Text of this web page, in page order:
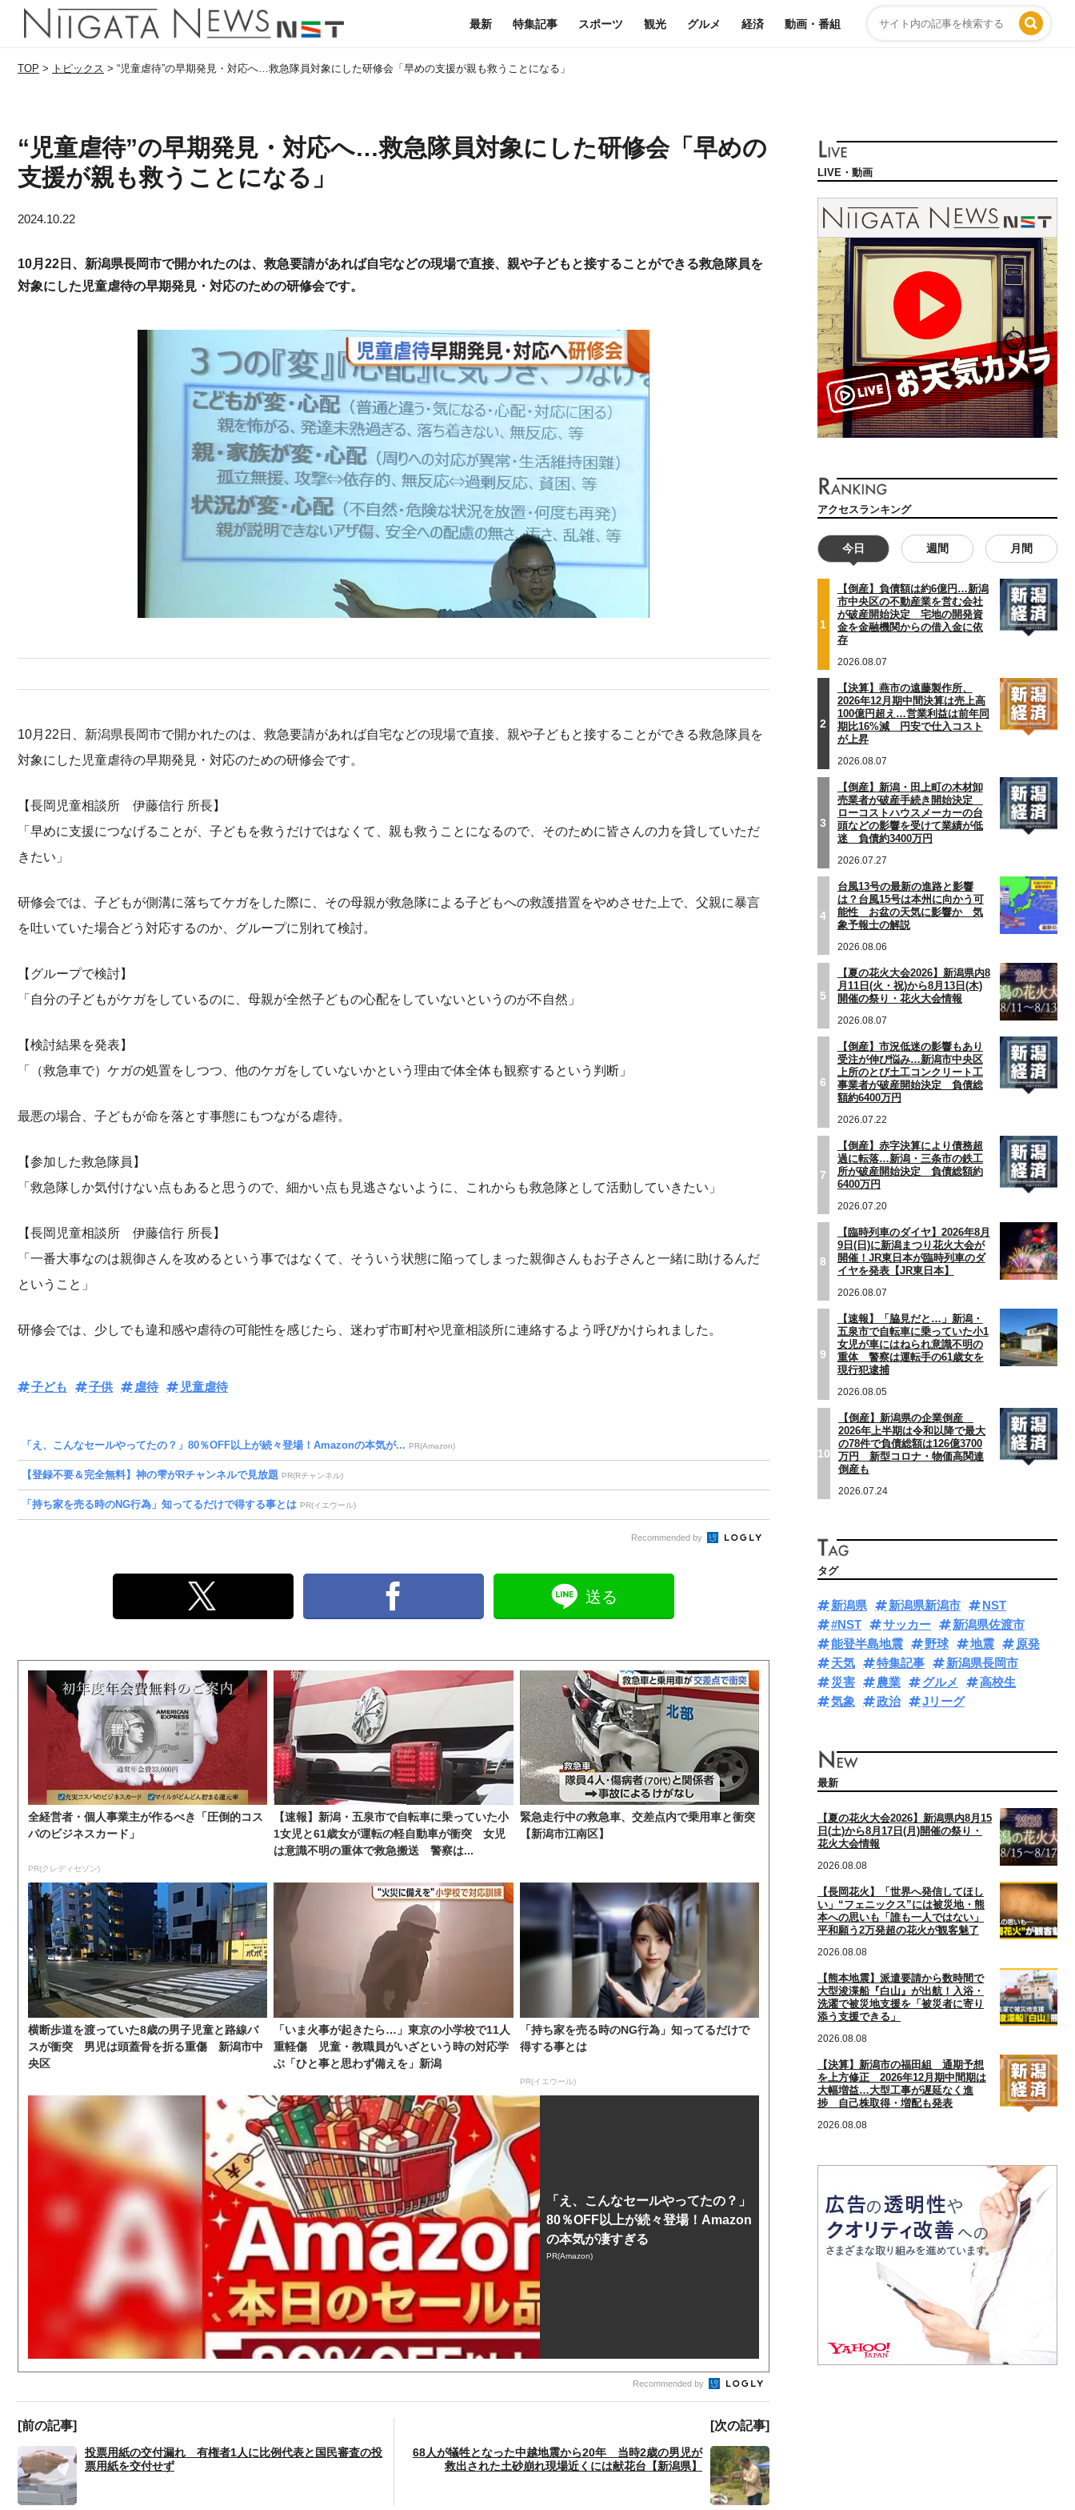
最新 特集記事 スポーツ 観光 グルメ 経済 動画・番組
TOP > トピックス > “児童虐待”の早期発見・対応へ…救急隊員対象にした研修会「早めの支援が親も救うことになる」
“児童虐待”の早期発見・対応へ…救急隊員対象にした研修会「早めの
支援が親も救うことになる」
2024.10.22
10月22日、新潟県長岡市で開かれたのは、救急要請があれば自宅などの現場で直接、親や子どもと接することができる救急隊員を
対象にした児童虐待の早期発見・対応のための研修会です。
10月22日、新潟県長岡市で開かれたのは、救急要請があれば自宅などの現場で直接、親や子どもと接することができる救急隊員を
対象にした児童虐待の早期発見・対応のための研修会です。
【長岡児童相談所 伊藤信行 所長】
「早めに支援につなげることが、子どもを救うだけではなくて、親も救うことになるので、そのために皆さんの力を貸していただ
きたい」
研修会では、子どもが側溝に落ちてケガをした際に、その母親が救急隊による子どもへの救護措置をやめさせた上で、父親に暴言
を吐いていた場合どう対応するのか、グループに別れて検討。
【グループで検討】
「自分の子どもがケガをしているのに、母親が全然子どもの心配をしていないというのが不自然」
【検討結果を発表】
「（救急車で）ケガの処置をしつつ、他のケガをしていないかという理由で体全体も観察するという判断」
最悪の場合、子どもが命を落とす事態にもつながる虐待。
【参加した救急隊員】
「救急隊しか気付けない点もあると思うので、細かい点も見逃さないように、これからも救急隊として活動していきたい」
【長岡児童相談所 伊藤信行 所長】
「一番大事なのは親御さんを攻めるという事ではなくて、そういう状態に陥ってしまった親御さんもお子さんと一緒に助けるんだ
ということ」
研修会では、少しでも違和感や虐待の可能性を感じたら、迷わず市町村や児童相談所に連絡するよう呼びかけられました。
子ども 子供 虐待 児童虐待
「え、こんなセールやってたの？」80％OFF以上が続々登場！Amazonの本気が... PR(Amazon)
【登録不要＆完全無料】神の雫がRチャンネルで見放題 PR(Rチャンネル)
「持ち家を売る時のNG行為」知ってるだけで得する事とは PR(イエウール)
Recommended by
送る
全経営者・個人事業主が作るべき「圧倒的コス
パのビジネスカード」
PR(クレディセゾン)
【速報】新潟・五泉市で自転車に乗っていた小
1女児と61歳女が運転の軽自動車が衝突 女児
は意識不明の重体で救急搬送 警察は...
緊急走行中の救急車、交差点内で乗用車と衝突
【新潟市江南区】
横断歩道を渡っていた8歳の男子児童と路線バ
スが衝突 男児は頭蓋骨を折る重傷 新潟市中
央区
「いま火事が起きたら…」東京の小学校で11人
重軽傷 児童・教職員がいざという時の対応学
ぶ「ひと事と思わず備えを」新潟
「持ち家を売る時のNG行為」知ってるだけで
得する事とは
PR(イエウール)
「え、こんなセールやってたの？」
80％OFF以上が続々登場！Amazon
の本気が凄すぎる
PR(Amazon)
Recommended by
[前の記事]
投票用紙の交付漏れ 有権者1人に比例代表と国民審査の投
票用紙を交付せず
[次の記事]
68人が犠牲となった中越地震から20年 当時2歳の男児が
救出された土砂崩れ現場近くには献花台【新潟県】
LIVE・動画
アクセスランキング
今日 週間 月間
1
【倒産】負債額は約6億円…新潟
市中央区の不動産業を営む会社
が破産開始決定 宅地の開発資
金を金融機関からの借入金に依
存
2026.08.07
2
【決算】燕市の遠藤製作所、
2026年12月期中間決算は売上高
100億円超え…営業利益は前年同
期比16%減 円安で仕入コスト
が上昇
2026.08.07
3
【倒産】新潟・田上町の木材卸
売業者が破産手続き開始決定
ローコストハウスメーカーの台
頭などの影響を受けて業績が低
迷 負債約3400万円
2026.07.27
4
台風13号の最新の進路と影響
は？台風15号は本州に向かう可
能性 お盆の天気に影響か 気
象予報士の解説
2026.08.06
5
【夏の花火大会2026】新潟県内8
月11日(火・祝)から8月13日(木)
開催の祭り・花火大会情報
2026.08.07
6
【倒産】市況低迷の影響もあり
受注が伸び悩み…新潟市中央区
上所のとび土工コンクリート工
事業者が破産開始決定 負債総
額約6400万円
2026.07.22
7
【倒産】赤字決算により債務超
過に転落…新潟・三条市の鉄工
所が破産開始決定 負債総額約
6400万円
2026.07.20
8
【臨時列車のダイヤ】2026年8月
9日(日)に新潟まつり花火大会が
開催！JR東日本が臨時列車のダ
イヤを発表【JR東日本】
2026.08.07
9
【速報】「脇見だと…」新潟・
五泉市で自転車に乗っていた小1
女児が車にはねられ意識不明の
重体 警察は運転手の61歳女を
現行犯逮捕
2026.08.05
10
【倒産】新潟県の企業倒産
2026年上半期は令和以降で最大
の78件で負債総額は126億3700
万円 新型コロナ・物価高関連
倒産も
2026.07.24
タグ
新潟県 新潟県新潟市
NST
#NST
サッカー
新潟県佐渡市
能登半島地震
野球 地震
原発
天気
特集記事
新潟県長岡市
災害
農業 グルメ
高校生
気象
政治 Jリーグ
最新
【夏の花火大会2026】新潟県内8月15
日(土)から8月17日(月)開催の祭り・
花火大会情報
2026.08.08
【長岡花火】「世界へ発信してほし
い」“フェニックス”には被災地・熊
本への思いも「誰も一人ではない」
平和願う2万発超の花火が観客魅了
2026.08.08
【熊本地震】派遣要請から数時間で
大型浚渫船『白山』が出航！入浴・
洗濯で被災地支援を「被災者に寄り
添う支援できる」
2026.08.08
【決算】新潟市の福田組 通期予想
を上方修正 2026年12月期中間期は
大幅増益…大型工事が遅延なく進
捗 自己株取得・増配も発表
2026.08.08